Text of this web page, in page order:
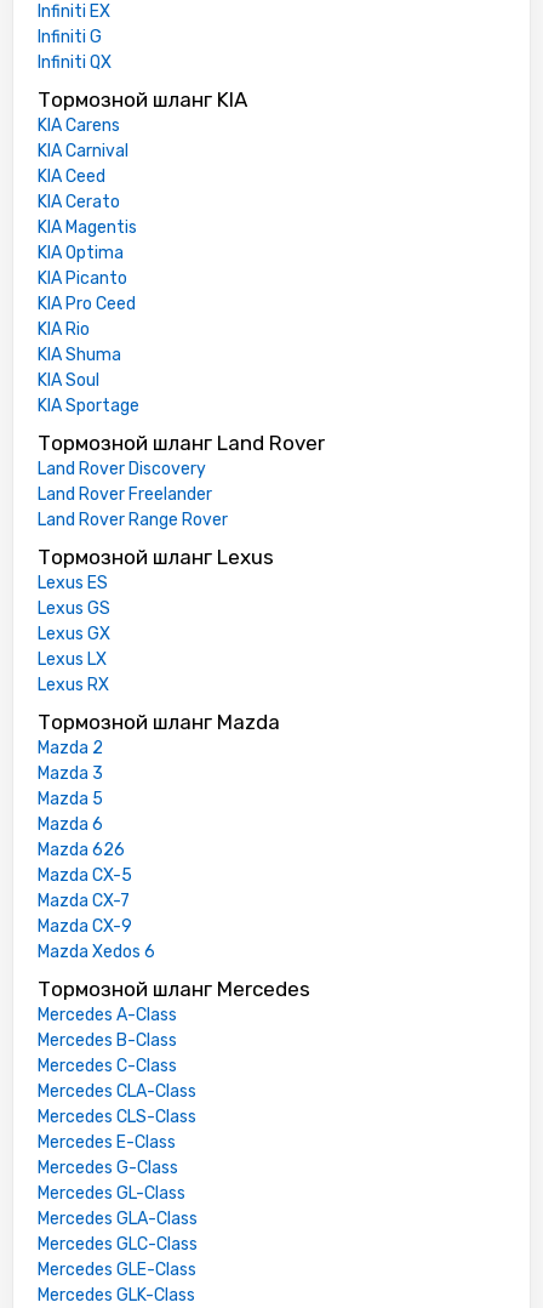
Infiniti EX
Infiniti G
Infiniti QX
Тормозной шланг KIA
KIA Carens
KIA Carnival
KIA Ceed
KIA Cerato
KIA Magentis
KIA Optima
KIA Picanto
KIA Pro Ceed
KIA Rio
KIA Shuma
KIA Soul
KIA Sportage
Тормозной шланг Land Rover
Land Rover Discovery
Land Rover Freelander
Land Rover Range Rover
Тормозной шланг Lexus
Lexus ES
Lexus GS
Lexus GX
Lexus LX
Lexus RX
Тормозной шланг Mazda
Mazda 2
Mazda 3
Mazda 5
Mazda 6
Mazda 626
Mazda CX-5
Mazda CX-7
Mazda CX-9
Mazda Xedos 6
Тормозной шланг Mercedes
Mercedes A-Class
Mercedes B-Class
Mercedes C-Class
Mercedes CLA-Class
Mercedes CLS-Class
Mercedes E-Class
Mercedes G-Class
Mercedes GL-Class
Mercedes GLA-Class
Mercedes GLC-Class
Mercedes GLE-Class
Mercedes GLK-Class